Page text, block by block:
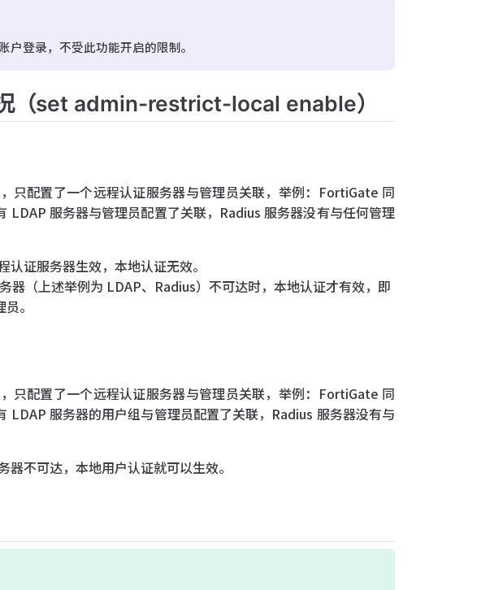
户登录，不受此功能开启的限制。
（set admin-restrict-local enable）
只配置了一个远程认证服务器与管理员关联，举例：FortiGate 同
LDAP 服务器与管理员配置了关联，Radius 服务器没有与任何管理
证服务器生效，本地认证无效。
器（上述举例为 LDAP、Radius）不可达时，本地认证才有效，即
。
只配置了一个远程认证服务器与管理员关联，举例：FortiGate 同
LDAP 服务器的用户组与管理员配置了关联，Radius 服务器没有与
不可达，本地用户认证就可以生效。